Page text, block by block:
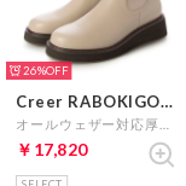
26%
Creer RABOKIGOSHI
￥17,820
SELECT